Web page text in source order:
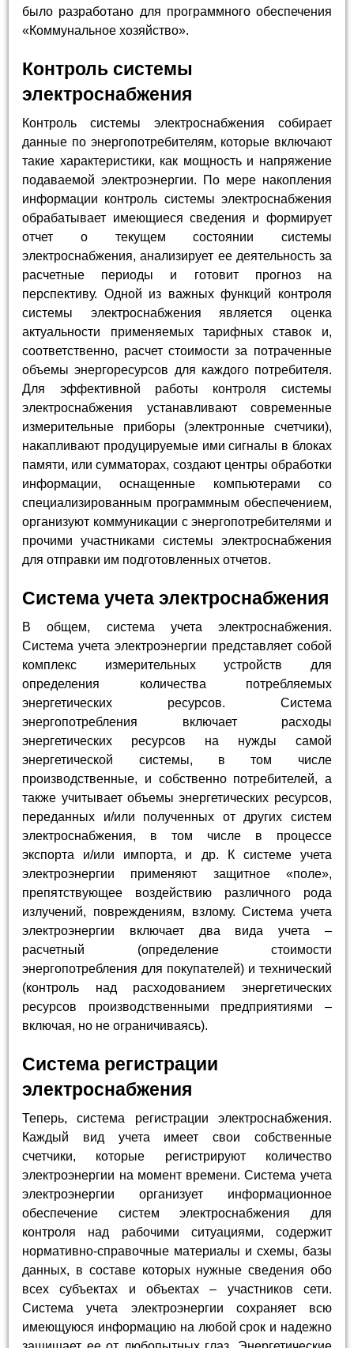
было разработано для программного обеспечения
«Коммунальное хозяйство».
Контроль системы
электроснабжения
Контроль системы электроснабжения собирает
данные по энергопотребителям, которые включают
такие характеристики, как мощность и напряжение
подаваемой электроэнергии. По мере накопления
информации контроль системы электроснабжения
обрабатывает имеющиеся сведения и формирует
отчет о текущем состоянии системы
электроснабжения, анализирует ее деятельность за
расчетные периоды и готовит прогноз на
перспективу. Одной из важных функций контроля
системы электроснабжения является оценка
актуальности применяемых тарифных ставок и,
соответственно, расчет стоимости за потраченные
объемы энергоресурсов для каждого потребителя.
Для эффективной работы контроля системы
электроснабжения устанавливают современные
измерительные приборы (электронные счетчики),
накапливают продуцируемые ими сигналы в блоках
памяти, или сумматорах, создают центры обработки
информации, оснащенные компьютерами со
специализированным программным обеспечением,
организуют коммуникации с энергопотребителями и
прочими участниками системы электроснабжения
для отправки им подготовленных отчетов.
Система учета электроснабжения
В общем, система учета электроснабжения.
Система учета электроэнергии представляет собой
комплекс измерительных устройств для
определения количества потребляемых
энергетических ресурсов. Система
энергопотребления включает расходы
энергетических ресурсов на нужды самой
энергетической системы, в том числе
производственные, и собственно потребителей, а
также учитывает объемы энергетических ресурсов,
переданных и/или полученных от других систем
электроснабжения, в том числе в процессе
экспорта и/или импорта, и др. К системе учета
электроэнергии применяют защитное «поле»,
препятствующее воздействию различного рода
излучений, повреждениям, взлому. Система учета
электроэнергии включает два вида учета –
расчетный (определение стоимости
энергопотребления для покупателей) и технический
(контроль над расходованием энергетических
ресурсов производственными предприятиями –
включая, но не ограничиваясь).
Система регистрации
электроснабжения
Теперь, система регистрации электроснабжения.
Каждый вид учета имеет свои собственные
счетчики, которые регистрируют количество
электроэнергии на момент времени. Система учета
электроэнергии организует информационное
обеспечение систем электроснабжения для
контроля над рабочими ситуациями, содержит
нормативно-справочные материалы и схемы, базы
данных, в составе которых нужные сведения обо
всех субъектах и объектах – участников сети.
Система учета электроэнергии сохраняет всю
имеющуюся информацию на любой срок и надежно